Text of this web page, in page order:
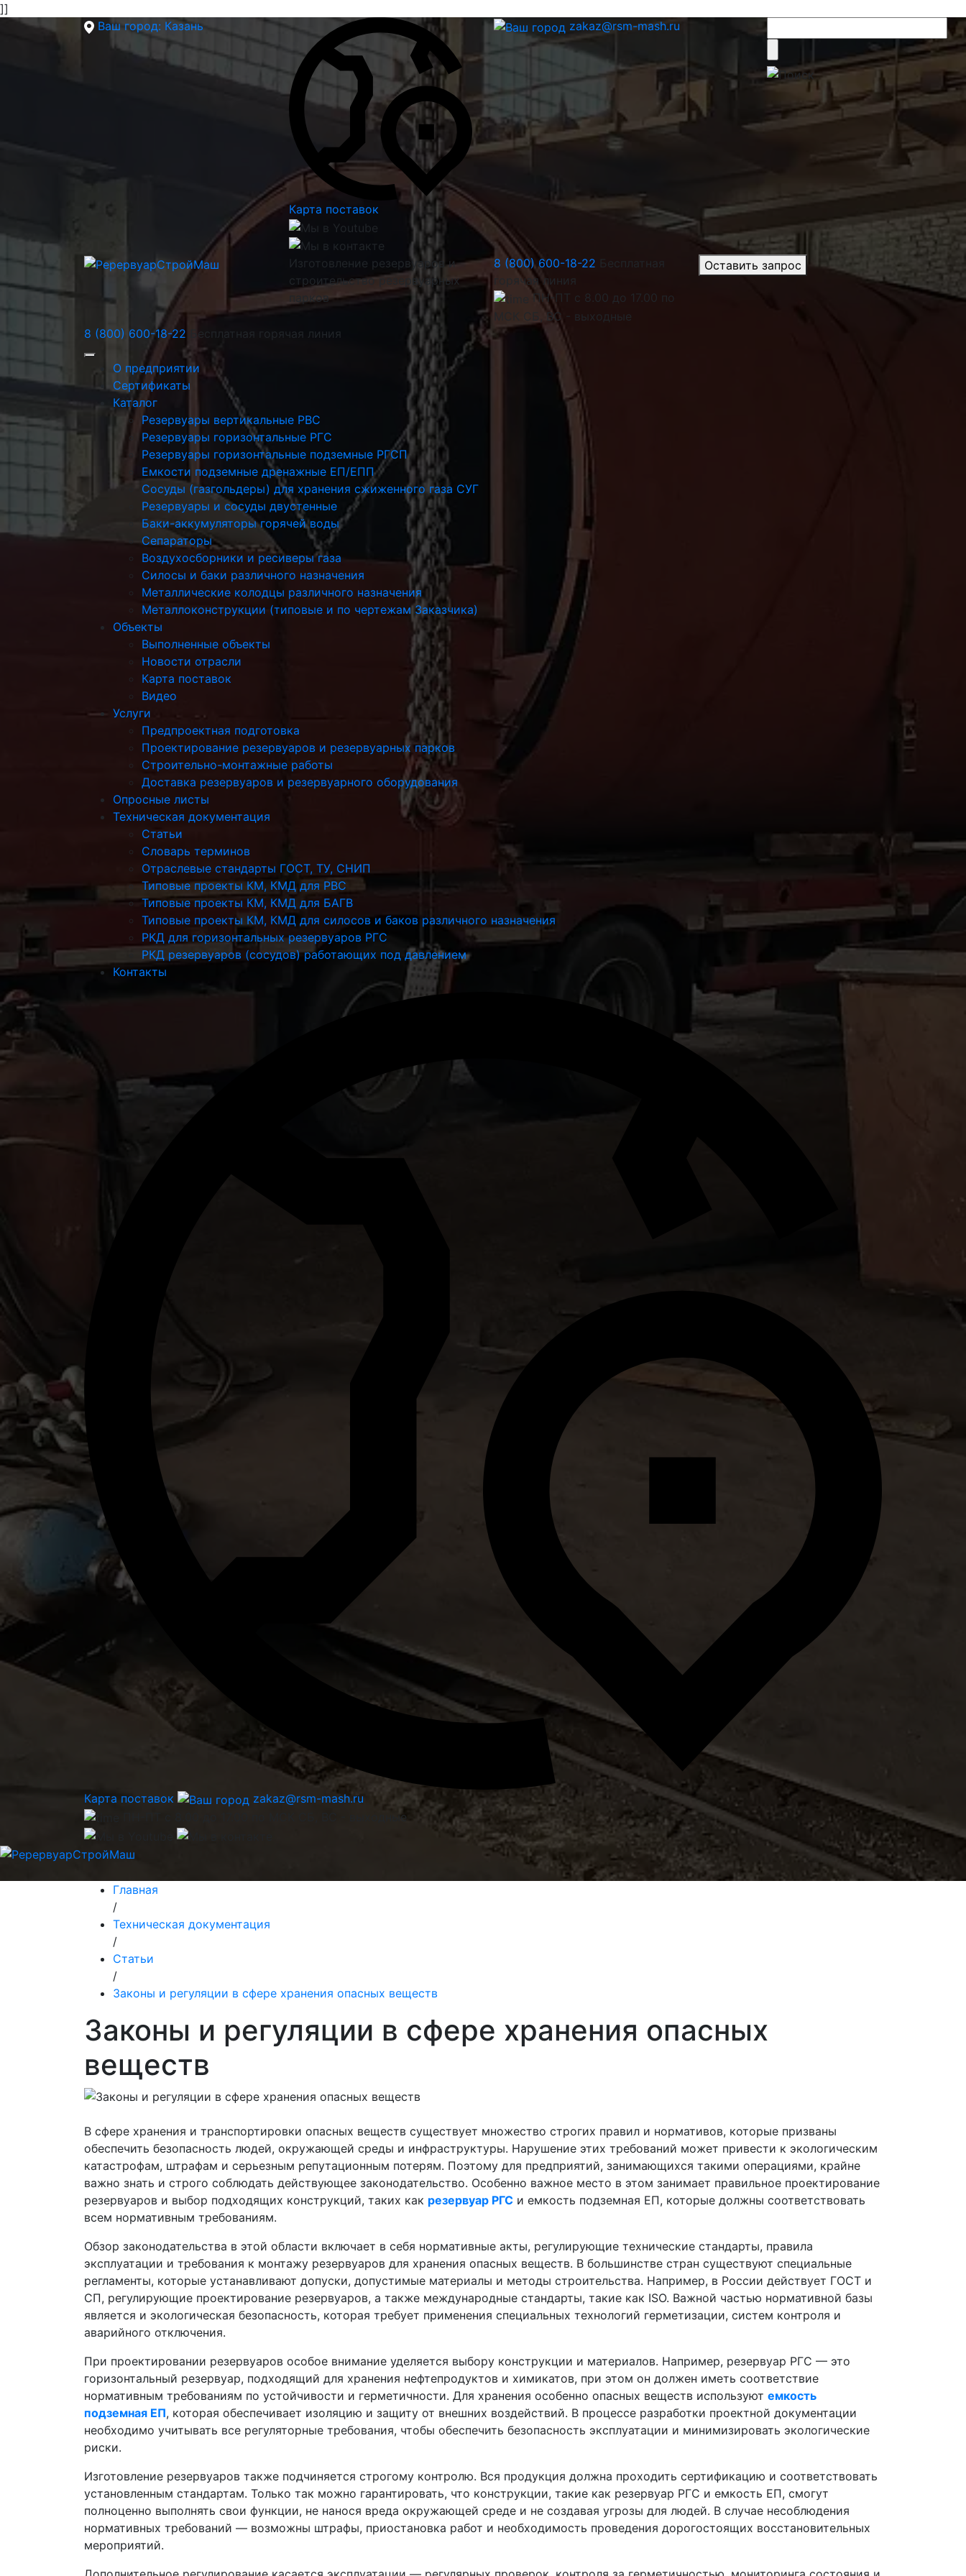
]]
Ваш город: Казань
Карта поставок
zakaz@rsm-mash.ru
Изготовление резервуаров и
строительство резервуарных
парков
8 (800) 600-18-22 Бесплатная
горячая линия
ПН-ПТ с 8.00 до 17.00 по
МСК СБ, ВС - выходные
Оставить запрос
8 (800) 600-18-22 Бесплатная горячая линия
О предприятии
Сертификаты
Каталог
Резервуары вертикальные РВС
Резервуары горизонтальные РГС
Резервуары горизонтальные подземные РГСП
Емкости подземные дренажные ЕП/ЕПП
Сосуды (газгольдеры) для хранения сжиженного газа СУГ
Резервуары и сосуды двустенные
Баки-аккумуляторы горячей воды
Сепараторы
Воздухосборники и ресиверы газа
Силосы и баки различного назначения
Металлические колодцы различного назначения
Металлоконструкции (типовые и по чертежам Заказчика)
Объекты
Выполненные объекты
Новости отрасли
Карта поставок
Видео
Услуги
Предпроектная подготовка
Проектирование резервуаров и резервуарных парков
Строительно-монтажные работы
Доставка резервуаров и резервуарного оборудования
Опросные листы
Техническая документация
Статьи
Словарь терминов
Отраслевые стандарты ГОСТ, ТУ, СНИП
Типовые проекты КМ, КМД для РВС
Типовые проекты КМ, КМД для БАГВ
Типовые проекты КМ, КМД для силосов и баков различного назначения
РКД для горизонтальных резервуаров РГС
РКД резервуаров (сосудов) работающих под давлением
Контакты
Карта поставок
zakaz@rsm-mash.ru
ПН-ПТ с 8.00 до 17.00 по МСК СБ, ВС - выходные
Главная
/
Техническая документация
/
Статьи
/
Законы и регуляции в сфере хранения опасных веществ
Законы и регуляции в сфере хранения опасных
веществ
В сфере хранения и транспортировки опасных веществ существует множество строгих правил и нормативов, которые призваны
обеспечить безопасность людей, окружающей среды и инфраструктуры. Нарушение этих требований может привести к экологическим
катастрофам, штрафам и серьезным репутационным потерям. Поэтому для предприятий, занимающихся такими операциями, крайне
важно знать и строго соблюдать действующее законодательство. Особенно важное место в этом занимает правильное проектирование
резервуаров и выбор подходящих конструкций, таких как резервуар РГС и емкость подземная ЕП, которые должны соответствовать
всем нормативным требованиям.
Обзор законодательства в этой области включает в себя нормативные акты, регулирующие технические стандарты, правила
эксплуатации и требования к монтажу резервуаров для хранения опасных веществ. В большинстве стран существуют специальные
регламенты, которые устанавливают допуски, допустимые материалы и методы строительства. Например, в России действует ГОСТ и
СП, регулирующие проектирование резервуаров, а также международные стандарты, такие как ISO. Важной частью нормативной базы
является и экологическая безопасность, которая требует применения специальных технологий герметизации, систем контроля и
аварийного отключения.
При проектировании резервуаров особое внимание уделяется выбору конструкции и материалов. Например, резервуар РГС — это
горизонтальный резервуар, подходящий для хранения нефтепродуктов и химикатов, при этом он должен иметь соответствие
нормативным требованиям по устойчивости и герметичности. Для хранения особенно опасных веществ используют емкость
подземная ЕП, которая обеспечивает изоляцию и защиту от внешних воздействий. В процессе разработки проектной документации
необходимо учитывать все регуляторные требования, чтобы обеспечить безопасность эксплуатации и минимизировать экологические
риски.
Изготовление резервуаров также подчиняется строгому контролю. Вся продукция должна проходить сертификацию и соответствовать
установленным стандартам. Только так можно гарантировать, что конструкции, такие как резервуар РГС и емкость ЕП, смогут
полноценно выполнять свои функции, не нанося вреда окружающей среде и не создавая угрозы для людей. В случае несоблюдения
нормативных требований — возможны штрафы, приостановка работ и необходимость проведения дорогостоящих восстановительных
мероприятий.